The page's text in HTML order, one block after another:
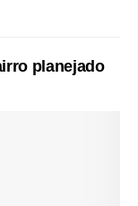
planejado